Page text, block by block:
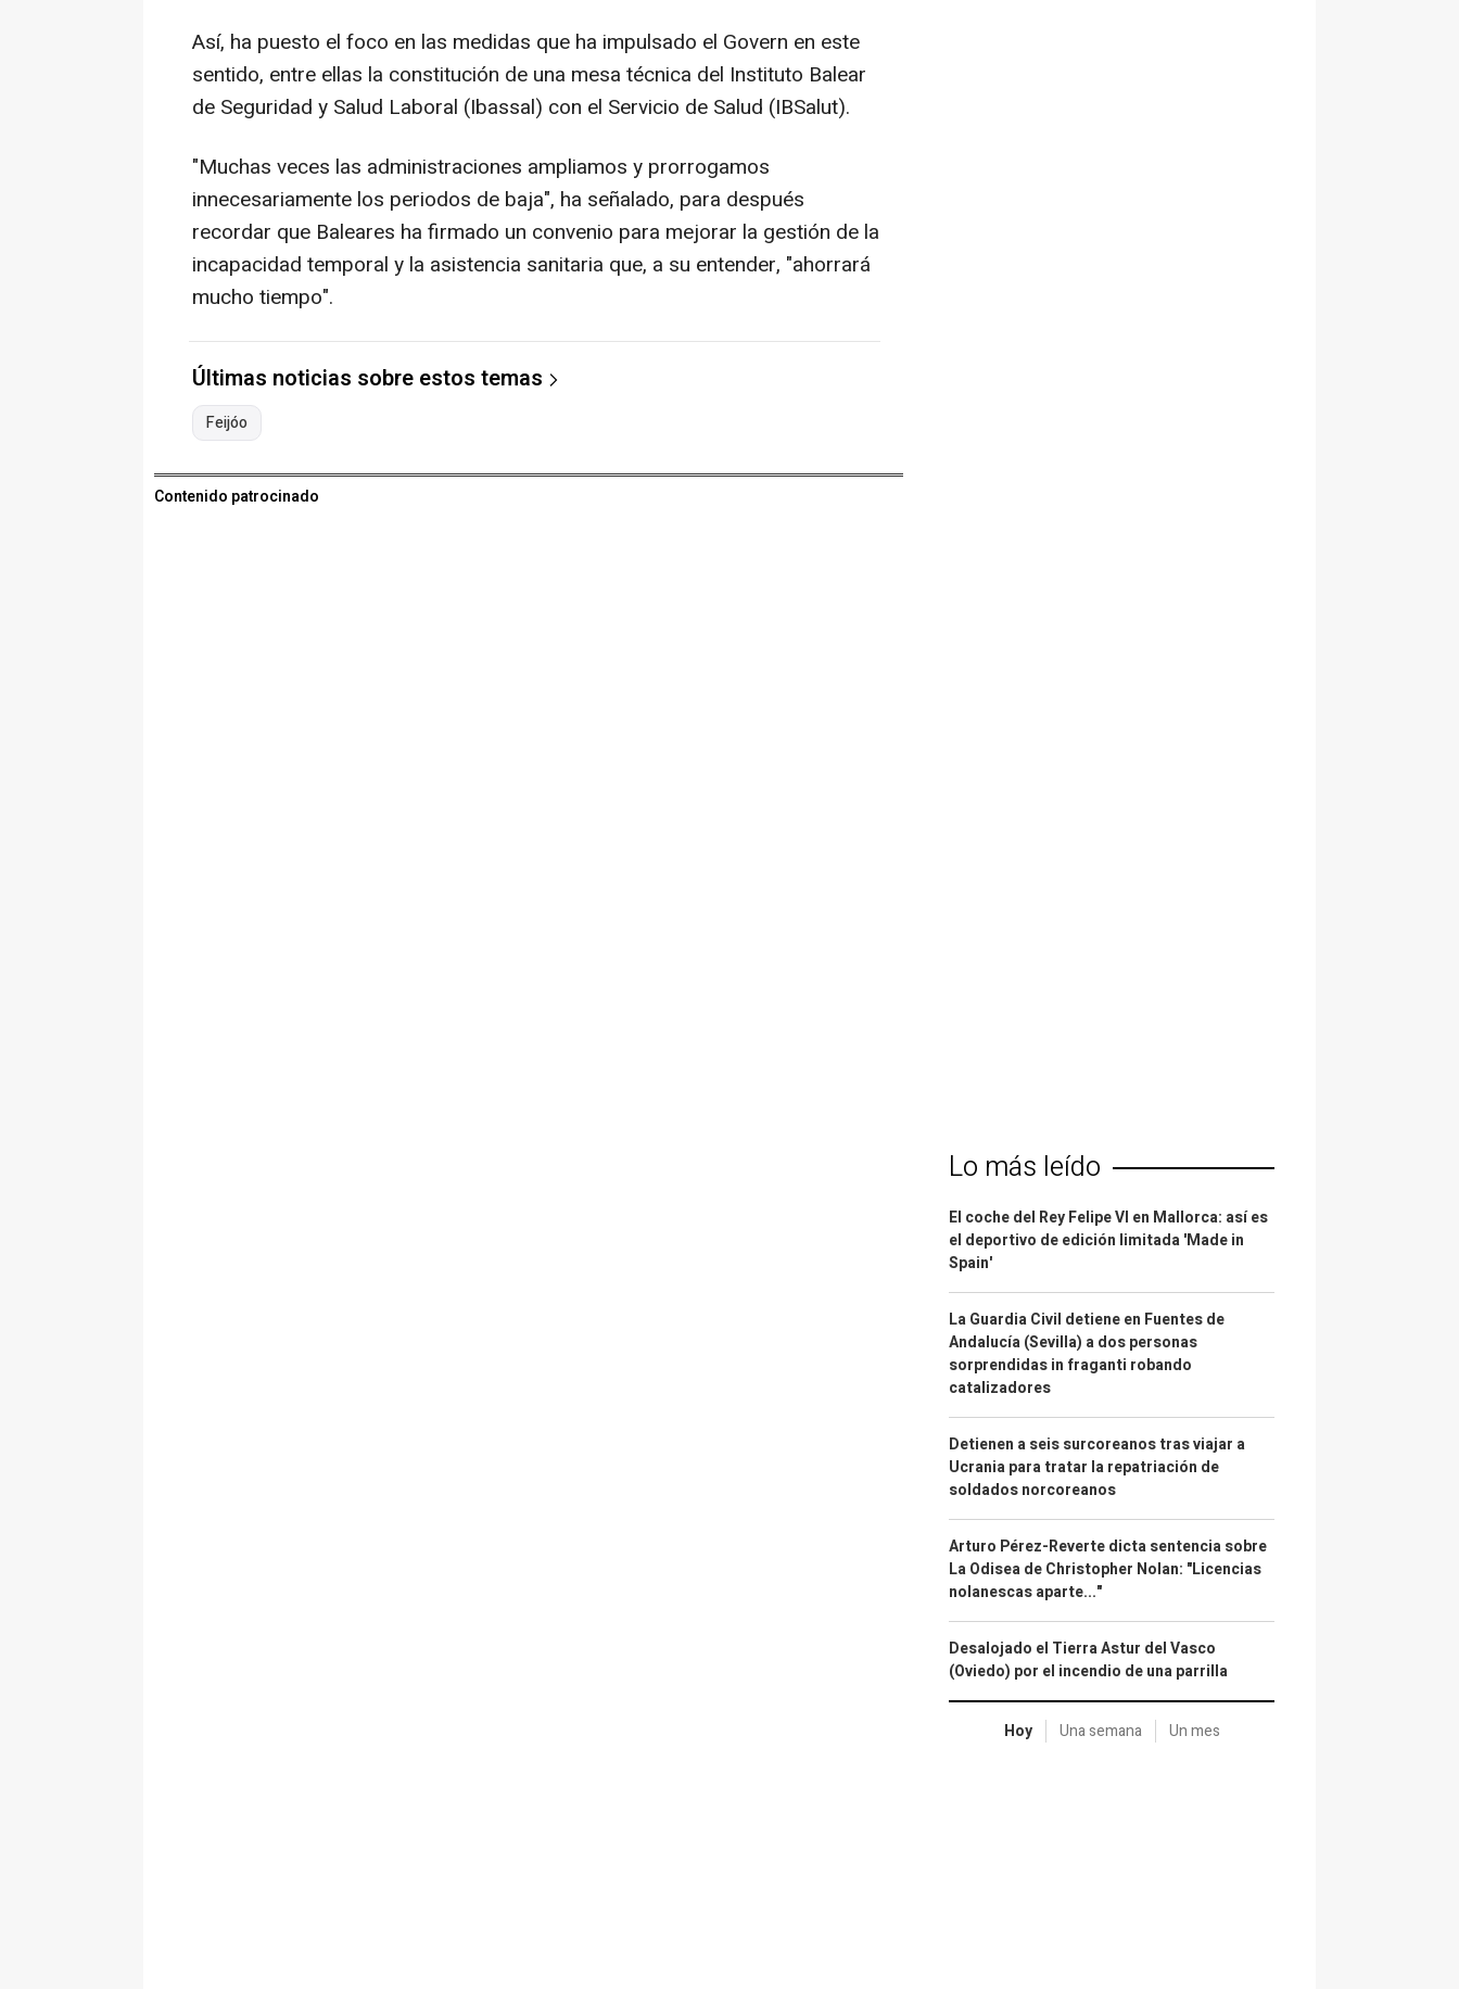
Así, ha puesto el foco en las medidas que ha impulsado el Govern en este
sentido, entre ellas la constitución de una mesa técnica del Instituto Balear
de Seguridad y Salud Laboral (Ibassal) con el Servicio de Salud (IBSalut).
"Muchas veces las administraciones ampliamos y prorrogamos
innecesariamente los periodos de baja", ha señalado, para después
recordar que Baleares ha firmado un convenio para mejorar la gestión de la
incapacidad temporal y la asistencia sanitaria que, a su entender, "ahorrará
mucho tiempo".
Últimas noticias sobre estos temas
Feijóo
Contenido patrocinado
Lo más leído
El coche del Rey Felipe VI en Mallorca: así es
el deportivo de edición limitada 'Made in
Spain'
La Guardia Civil detiene en Fuentes de
Andalucía (Sevilla) a dos personas
sorprendidas in fraganti robando
catalizadores
Detienen a seis surcoreanos tras viajar a
Ucrania para tratar la repatriación de
soldados norcoreanos
Arturo Pérez-Reverte dicta sentencia sobre
La Odisea de Christopher Nolan: "Licencias
nolanescas aparte..."
Desalojado el Tierra Astur del Vasco
(Oviedo) por el incendio de una parrilla
Hoy Una semana Un mes